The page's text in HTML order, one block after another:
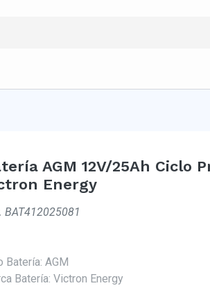
AGM 12V/25Ah Ciclo
Energy
BAT412025081
Batería: AGM
Batería: Victron Energy